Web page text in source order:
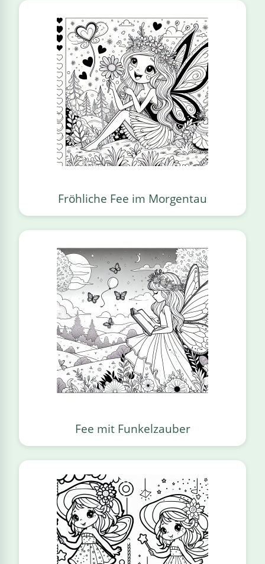
Fröhliche Fee im Morgentau
Fee mit Funkelzauber